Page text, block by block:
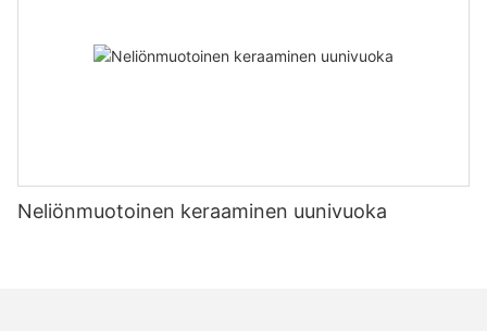
Neliönmuotoinen keraaminen uunivuoka